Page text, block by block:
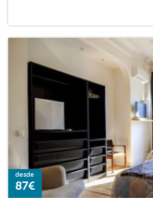
desde
87€